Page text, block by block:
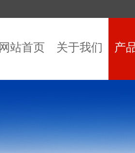
网站首页 关于我们 产